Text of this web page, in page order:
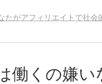
たがアフィリエイトで社会
働くの嫌い